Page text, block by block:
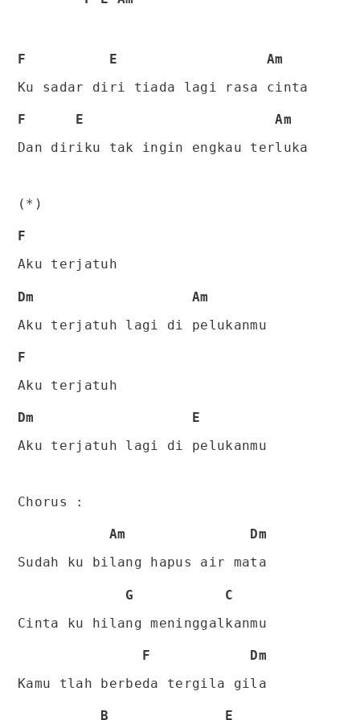
F E Am
Ku sadar diri tiada lagi rasa cinta
F E Am
Dan diriku tak ingin engkau terluka
(*)
F
Aku terjatuh
Dm Am
Aku terjatuh lagi di pelukanmu
F
Aku terjatuh
Dm E
Aku terjatuh lagi di pelukanmu
Chorus :
Am Dm
Sudah ku bilang hapus air mata
G C
Cinta ku hilang meninggalkanmu
F Dm
Kamu tlah berbeda tergila gila
B E